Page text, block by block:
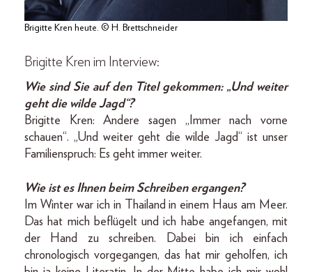
Brigitte Kren heute. © H. Brettschneider
Brigitte Kren im Interview:
Wie sind Sie auf den Titel gekommen: „Und weiter
geht die wilde Jagd“?
Brigitte Kren: Andere sagen „Immer nach vorne
schauen“. „Und weiter geht die wilde Jagd“ ist unser
Familienspruch: Es geht immer weiter.
Wie ist es Ihnen beim Schreiben ergangen?
Im Winter war ich in Thailand in einem Haus am Meer.
Das hat mich beflügelt und ich habe angefangen, mit
der Hand zu schreiben. Dabei bin ich einfach
chronologisch vorgegangen, das hat mir geholfen, ich